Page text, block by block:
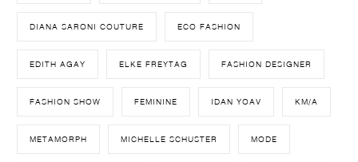
DIANA SARONI COUTURE ECO FASHION
EDITH AGAY ELKE FREYTAG FASHION DESIGNER
FASHION SHOW FEMININE IDAN YOAV KM/A
METAMORPH MICHELLE SCHUSTER MODE